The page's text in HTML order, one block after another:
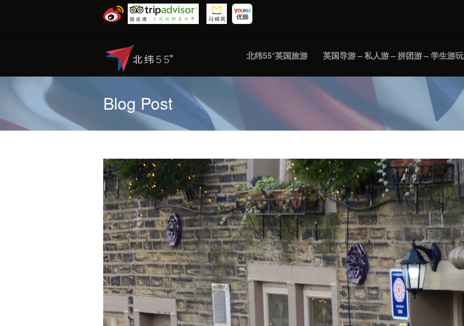
北纬55°英国旅游 英国导游 – 私人游 – 拼团游 – 学生游玩
Blog Post